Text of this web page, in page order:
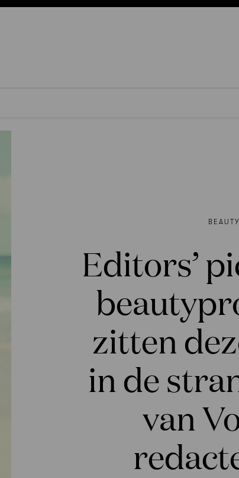
BEAUTY
Editors’
zitten
in de
van